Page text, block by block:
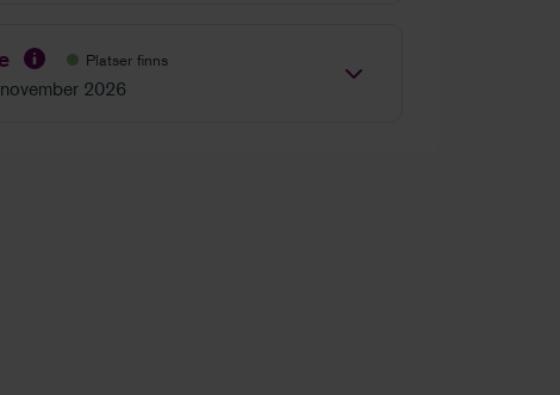
Platser finns
2026